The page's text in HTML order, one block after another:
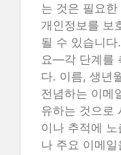
는 것은 필요
개인정보를 보
될 수 있습니
요—각 단계를
다. 이름, 생년
전념하는 이메
유하는 것으로
이나 추적에
나 주요 이메